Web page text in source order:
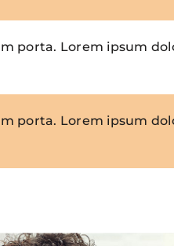
porta. Lorem ipsum
porta. Lorem ipsum